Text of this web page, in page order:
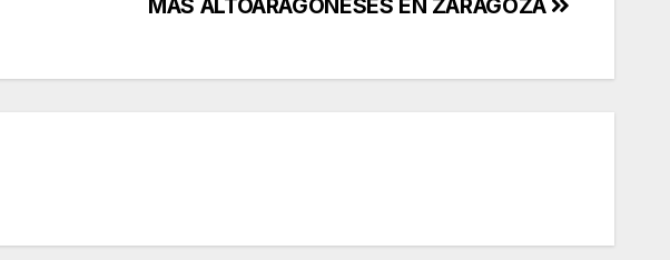
MÁS ALTOARAGONESES EN ZARAGOZA